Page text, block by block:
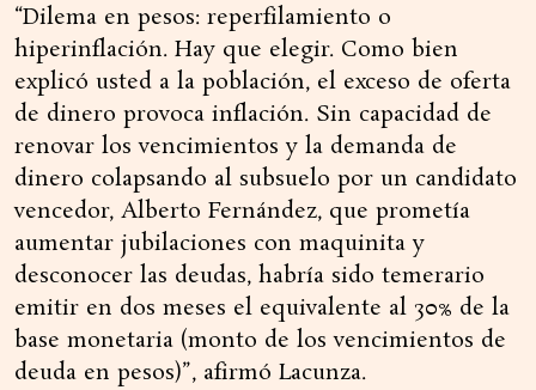
“Dilema en pesos: reperfilamiento o
hiperinflación. Hay que elegir. Como bien
explicó usted a la población, el exceso de oferta
de dinero provoca inflación. Sin capacidad de
renovar los vencimientos y la demanda de
dinero colapsando al subsuelo por un candidato
vencedor, Alberto Fernández, que prometía
aumentar jubilaciones con maquinita y
desconocer las deudas, habría sido temerario
emitir en dos meses el equivalente al 30% de la
base monetaria (monto de los vencimientos de
deuda en pesos)”, afirmó Lacunza.